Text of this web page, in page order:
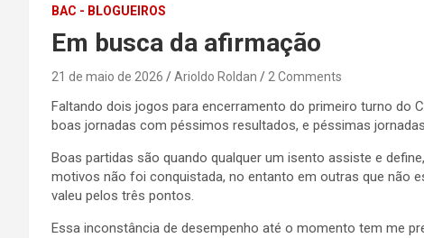
BAC - BLOGUEIROS
Em busca da afirmação
21 de maio de 2026 Arioldo Roldan 2 Comments
Faltando dois jogos para encerramento do primeiro turno do
boas jornadas com péssimos resultados, e péssimas
Boas partidas são quando qualquer um isento assiste e
motivos não foi conquistada, no entanto em outras que não
valeu pelos três pontos.
Essa inconstância de desempenho até o momento tem me